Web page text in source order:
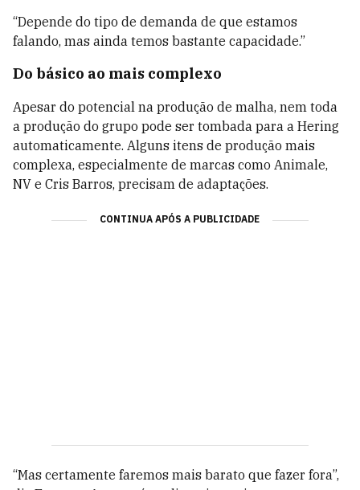
“Depende do tipo de demanda de que estamos
falando, mas ainda temos bastante capacidade.”
Do básico ao mais complexo
Apesar do potencial na produção de malha, nem toda
a produção do grupo pode ser tombada para a Hering
automaticamente. Alguns itens de produção mais
complexa, especialmente de marcas como Animale,
NV e Cris Barros, precisam de adaptações.
CONTINUA APÓS A PUBLICIDADE
“Mas certamente faremos mais barato que fazer fora”,